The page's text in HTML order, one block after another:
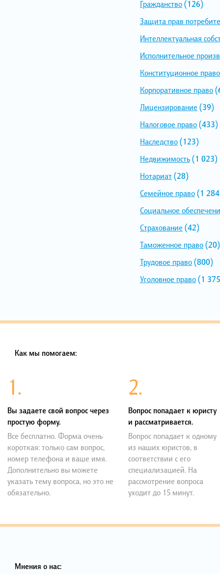
Гражданство(126)
Защита прав
Интеллектуальная
Исполнительное
Конституционное право
Корпоративное право
Лицензирование (39)
Налоговое право(433)
Наследство(123)
Недвижимость(1 023)
Нотариат(28)
Семейное право(1
Социальное
Страхование (42)
Таможенное право(20)
Трудовое право(800)
Уголовное право(1
Как мы помогаем:
1.
Вы задаете свой вопрос через
простую форму.
Все бесплатно. Форма очень
короткая: только сам вопрос,
номер телефона и ваше имя.
Дополнительно вы можете
указать тему вопроса, но это не
обязательно.
2.
Вопрос попадает к юристу
и рассматривается.
Вопрос попадает к одному
из наших юристов, в
соответствии с его
специализацией. На
рассмотрение вопроса
уходит до 15 минут.
Мнения о нас: